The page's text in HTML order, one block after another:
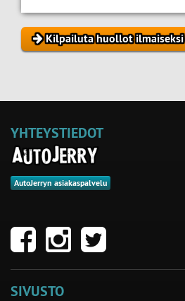
Kilpailuta huollot ilmaiseksi
YHTEYSTIEDOT
AutoJerryn asiakaspalvelu
SIVUSTO